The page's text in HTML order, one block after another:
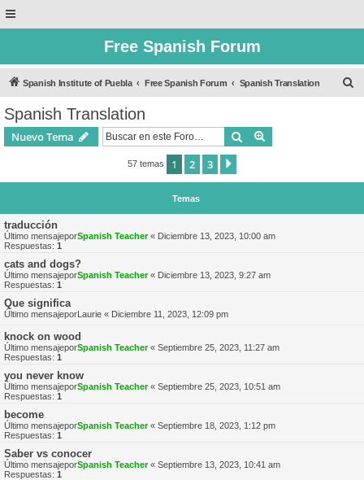
Free Spanish Forum
Spanish Institute of Puebla Free Spanish Forum Spanish Translation
Spanish Translation
Nuevo Tema Buscar
57 temas 1 2 3
Temas
traducción
Último mensajeporSpanish Teacher« Diciembre 13, 2023, 10:00 am
Respuestas: 1
cats and dogs?
Último mensajeporSpanish Teacher« Diciembre 13, 2023, 9:27 am
Respuestas: 1
Que significa
Último mensajeporLaurie « Diciembre 11, 2023, 12:09 pm
knock on wood
Último mensajeporSpanish Teacher« Septiembre 25, 2023, 11:27 am
Respuestas: 1
you never know
Último mensajeporSpanish Teacher« Septiembre 25, 2023, 10:51 am
Respuestas: 1
become
Último mensajeporSpanish Teacher« Septiembre 18, 2023, 1:12 pm
Respuestas: 1
Saber vs conocer
Último mensajeporSpanish Teacher« Septiembre 13, 2023, 10:41 am
Respuestas: 1